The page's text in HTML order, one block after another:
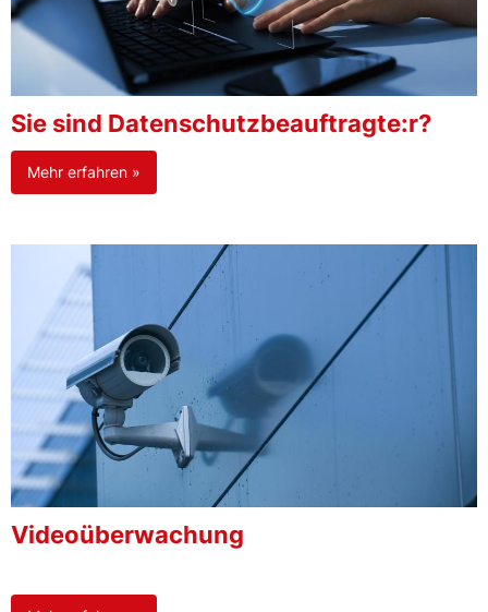
Sie sind Datenschutzbeauftragte:r?
Mehr erfahren »
Videoüberwachung